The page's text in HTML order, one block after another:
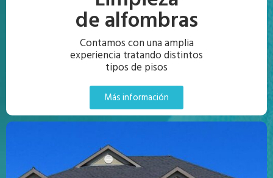
de alfombras
Contamos con una amplia
experiencia tratando distintos
tipos de pisos
Más información